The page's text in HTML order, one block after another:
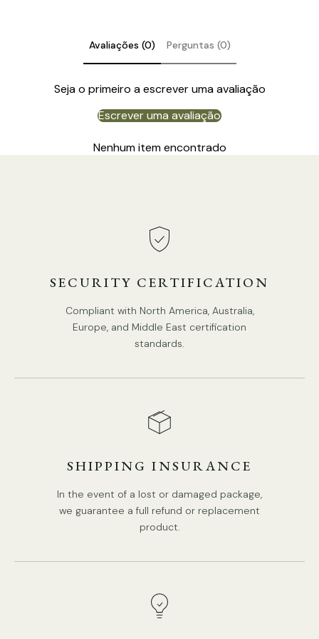
Tamanho: Diâmetro 18cm x A 16cm / ∅ 7″ x A 6,3″
Avaliações (0) Perguntas (0)
Seja o primeiro a escrever uma avaliação
Escrever uma avaliação
Nenhum item encontrado
SECURITY CERTIFICATION
Compliant with North America, Australia,
Europe, and Middle East certification
standards.
SHIPPING INSURANCE
In the event of a lost or damaged package,
we guarantee a full refund or replacement
product.